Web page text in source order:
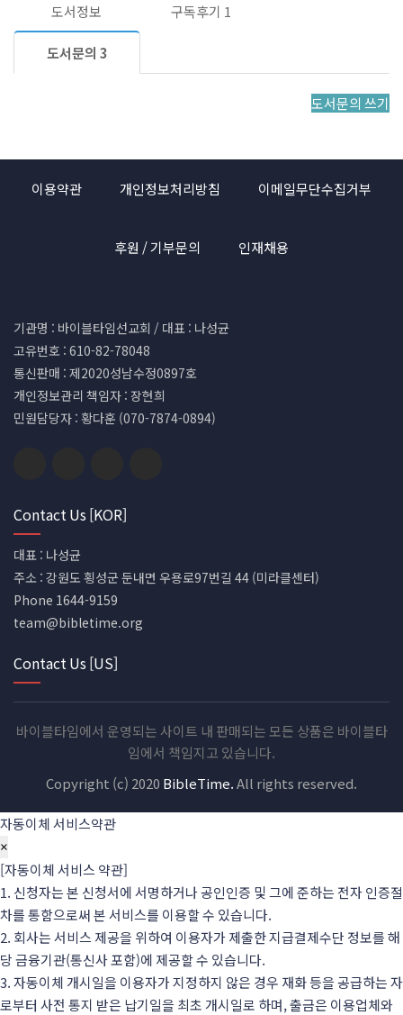
도서정보 구독후기 1
도서문의 3
도서문의 쓰기
이용약관 개인정보처리방침 이메일무단수집거부
후원 / 기부문의 인재채용
기관명 : 바이블타임선교회 / 대표 : 나성균
고유번호 : 610-82-78048
통신판매 : 제2020성남수정0897호
개인정보관리 책임자 : 장현희
민원담당자 : 황다훈 (070-7874-0894)
Contact Us [KOR]
대표 : 나성균
주소 : 강원도 횡성군 둔내면 우용로97번길 44 (미라클센터)
Phone 1644-9159
team@bibletime.org
Contact Us [US]
바이블타임에서 운영되는 사이트 내 판매되는 모든 상품은 바이블타
임에서 책임지고 있습니다.
Copyright (c) 2020 BibleTime.All rights reserved.
자동이체 서비스약관
×
​​[자동이체 서비스 약관]
1. 신청자는 본 신청서에 서명하거나 공인인증 및 그에 준하는 전자 인증절
차를 통함으로써 본 서비스를 이용할 수 있습니다.
2. 회사는 서비스 제공을 위하여 이용자가 제출한 지급결제수단 정보를 해
당 금융기관(통신사 포함)에 제공할 수 있습니다.
3. 자동이체 개시일을 이용자가 지정하지 않은 경우 재화 등을 공급하는 자
로부터 사전 통지 받은 납기일을 최초 개시일로 하며, 출금은 이용업체와